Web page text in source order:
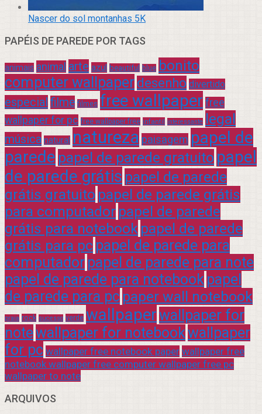
Nascer do sol montanhas 5K
PAPÉIS DE PAREDE POR TAGS
animais animal arte azul beautiful blue bonito
computer wallpaper desenho divertido
especial filme filmes free wallpaper free
wallpaper for pc free wallpaper free infantil interessante legal
música natural natureza paisagem papel de
parede papel de parede gratuito papel
de parede grátis papel de parede
grátis gratuito papel de parede grátis
para computador papel de parede
grátis para notebook papel de parede
grátis para pc papel de parede para
computador papel de parede para note
papel de parede para notebook papel
de parede para pc paper wall notebook
praia rock sucesso verde wallpaperwallpaper for
notewallpaper for notebookwallpaper
for pc wallpaper free notebook paper wallpaper free
notebook wallpaper free computer wallpaper free pc
wallpaper to note
ARQUIVOS